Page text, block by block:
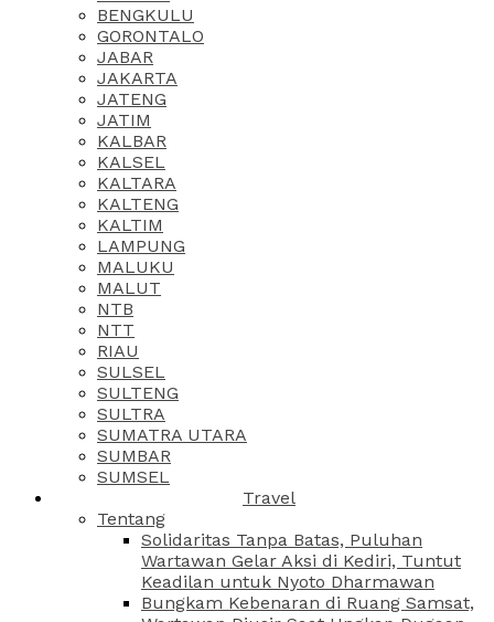
BENGKULU
GORONTALO
JABAR
JAKARTA
JATENG
JATIM
KALBAR
KALSEL
KALTARA
KALTENG
KALTIM
LAMPUNG
MALUKU
MALUT
NTB
NTT
RIAU
SULSEL
SULTENG
SULTRA
SUMATRA UTARA
SUMBAR
SUMSEL
Travel
Tentang
Solidaritas Tanpa Batas, Puluhan
Wartawan Gelar Aksi di Kediri, Tuntut
Keadilan untuk Nyoto Dharmawan
Bungkam Kebenaran di Ruang Samsat,